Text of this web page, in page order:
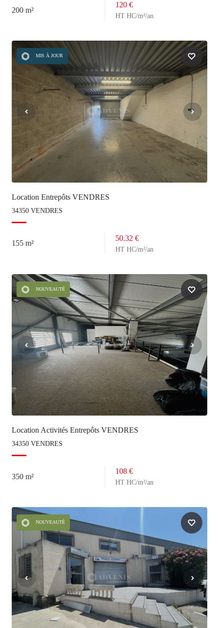
200 m²
120 €
HT HC/m²/an
MIS À JOUR
Location Entrepôts VENDRES
34350 VENDRES
155 m²
50.32 €
HT HC/m²/an
NOUVEAUTÉ
Location Activités Entrepôts VENDRES
34350 VENDRES
350 m²
108 €
HT HC/m²/an
NOUVEAUTÉ